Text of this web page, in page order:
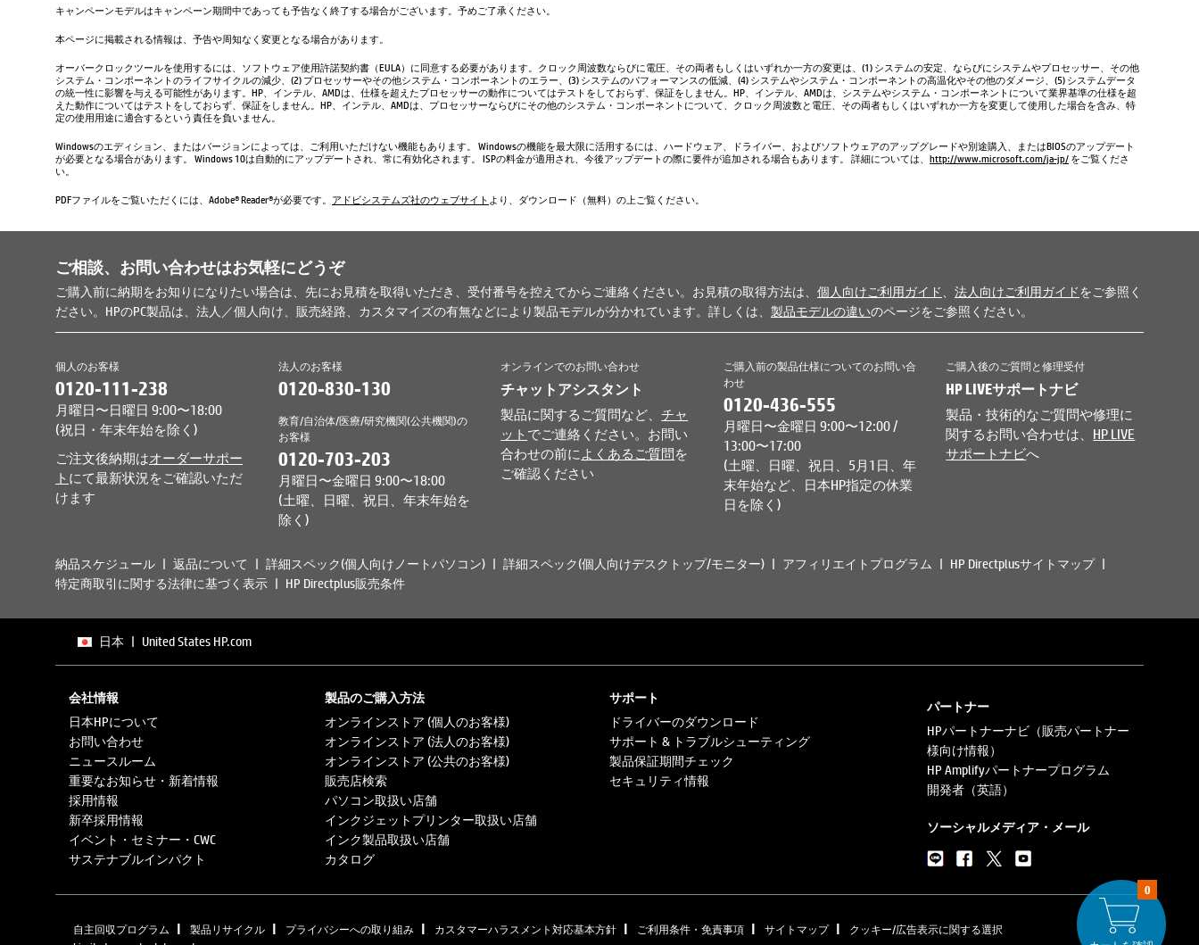
0
キャンペーンモデルはキャンペーン期間中であっても予告なく終了する場合がございます。予めご了承ください。
本ページに掲載される情報は、予告や周知なく変更となる場合があります。
オーバークロックツールを使用するには、ソフトウェア使用許諾契約書（EULA）に同意する必要があります。クロック周波数ならびに電圧、その両者もしくはいずれか一方の変更は、(1) システムの安定、ならびにシステムやプロセッサー、その他
システム・コンポーネントのライフサイクルの減少、(2) プロセッサーやその他システム・コンポーネントのエラー、(3) システムのパフォーマンスの低減、(4) システムやシステム・コンポーネントの高温化やその他のダメージ、(5) システムデータ
の統一性に影響を与える可能性があります。HP、インテル、AMDは、仕様を超えたプロセッサーの動作についてはテストをしておらず、保証をしません。HP、インテル、AMDは、システムやシステム・コンポーネントについて業界基準の仕様を超
えた動作についてはテストをしておらず、保証をしません。HP、インテル、AMDは、プロセッサーならびにその他のシステム・コンポーネントについて、クロック周波数と電圧、その両者もしくはいずれか一方を変更して使用した場合を含み、特
定の使用用途に適合するという責任を負いません。
Windowsのエディション、またはバージョンによっては、ご利用いただけない機能もあります。 Windowsの機能を最大限に活用するには、ハードウェア、ドライバー、およびソフトウェアのアップグレードや別途購入、またはBIOSのアップデート
が必要となる場合があります。 Windows 10は自動的にアップデートされ、常に有効化されます。 ISPの料金が適用され、今後アップデートの際に要件が追加される場合もあります。 詳細については、 http://www.microsoft.com/ja-jp/ をご覧くださ
い。
PDFファイルをご覧いただくには、Adobe® Reader®が必要です。 アドビシステムズ社のウェブサイト より、ダウンロード（無料）の上ご覧ください。
ご相談、お問い合わせはお気軽にどうぞ
ご購入前に納期をお知りになりたい場合は、先にお見積を取得いただき、受付番号を控えてからご連絡ください。お見積の取得方法は、 個人向けご利用ガイド 法人向けご利用ガイドをご参照く
ださい。HPのPC製品は、法人／個人向け、販売経路、カスタマイズの有無などにより製品モデルが分かれています。詳しくは、 製品モデルの違いのページをご参照ください。
個人のお客様
0120-111-238
月曜日〜日曜日 9:00〜18:00
(祝日・年末年始を除く)
ご注文後納期はオーダーサポー
ト にて最新状況をご確認いただ
けます
法人のお客様
0120-830-130
教育/自治体/医療/研究機関(公共機関)の
お客様
0120-703-203
月曜日〜金曜日 9:00〜18:00
(土曜、日曜、祝日、年末年始を
除く)
オンラインでのお問い合わせ
チャットアシスタント
製品に関するご質問など、チャ
ット でご連絡ください。お問い
合わせの前に よくあるご質問を
ご確認ください
ご購入前の製品仕様についてのお問い合
わせ
0120-436-555
月曜日〜金曜日 9:00〜12:00 /
13:00〜17:00
(土曜、日曜、祝日、5月1日、年
末年始など、日本HP指定の休業
日を除く)
ご購入後のご質問と修理受付
HP LIVEサポートナビ
製品・技術的なご質問や修理に
関するお問い合わせは、 HP LIVE
サポートナビへ
納品スケジュール 返品について 詳細スペック(個人向けノートパソコン) 詳細スペック(個人向けデスクトップ/モニター) アフィリエイトプログラム
HP Directplusサイトマップ
特定商取引に関する法律に基づく表示
HP Directplus販売条件
日本 | United States HP.com
会社情報
日本HPについて
お問い合わせ
ニュースルーム
重要なお知らせ・新着情報
採用情報
新卒採用情報
イベント・セミナー・CWC
サステナブルインパクト
製品のご購入方法
オンラインストア (個人のお客様)
オンラインストア (法人のお客様)
オンラインストア (公共のお客様)
販売店検索
パソコン取扱い店舗
インクジェットプリンター取扱い店舗
インク製品取扱い店舗
カタログ
サポート
ドライバーのダウンロード
サポート & トラブルシューティング
製品保証期間チェック
セキュリティ情報
パートナー
HPパートナーナビ（販売パートナー
様向け情報）
HP Amplifyパートナープログラム
開発者（英語）
ソーシャルメディア・メール
自主回収プログラム | 製品リサイクル | プライバシーへの取り組み | カスタマーハラスメント対応基本方針 | ご利用条件・免責事項 | サイトマップ |
クッキー/広告表示に関する選択